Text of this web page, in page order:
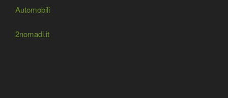
Automobili
2nomadi.it